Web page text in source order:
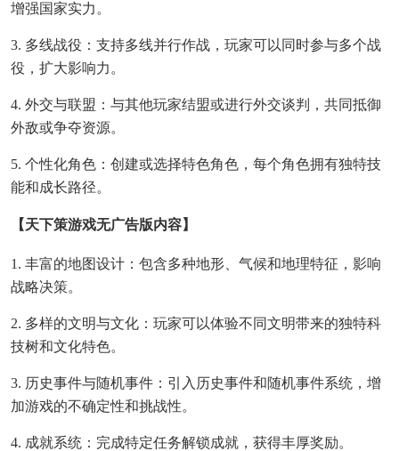
增强国家实力。
3. 多线战役：支持多线并行作战，玩家可以同时参与多个战
役，扩大影响力。
4. 外交与联盟：与其他玩家结盟或进行外交谈判，共同抵御
外敌或争夺资源。
5. 个性化角色：创建或选择特色角色，每个角色拥有独特技
能和成长路径。
【天下策游戏无广告版内容】
1. 丰富的地图设计：包含多种地形、气候和地理特征，影响
战略决策。
2. 多样的文明与文化：玩家可以体验不同文明带来的独特科
技树和文化特色。
3. 历史事件与随机事件：引入历史事件和随机事件系统，增
加游戏的不确定性和挑战性。
4. 成就系统：完成特定任务解锁成就，获得丰厚奖励。